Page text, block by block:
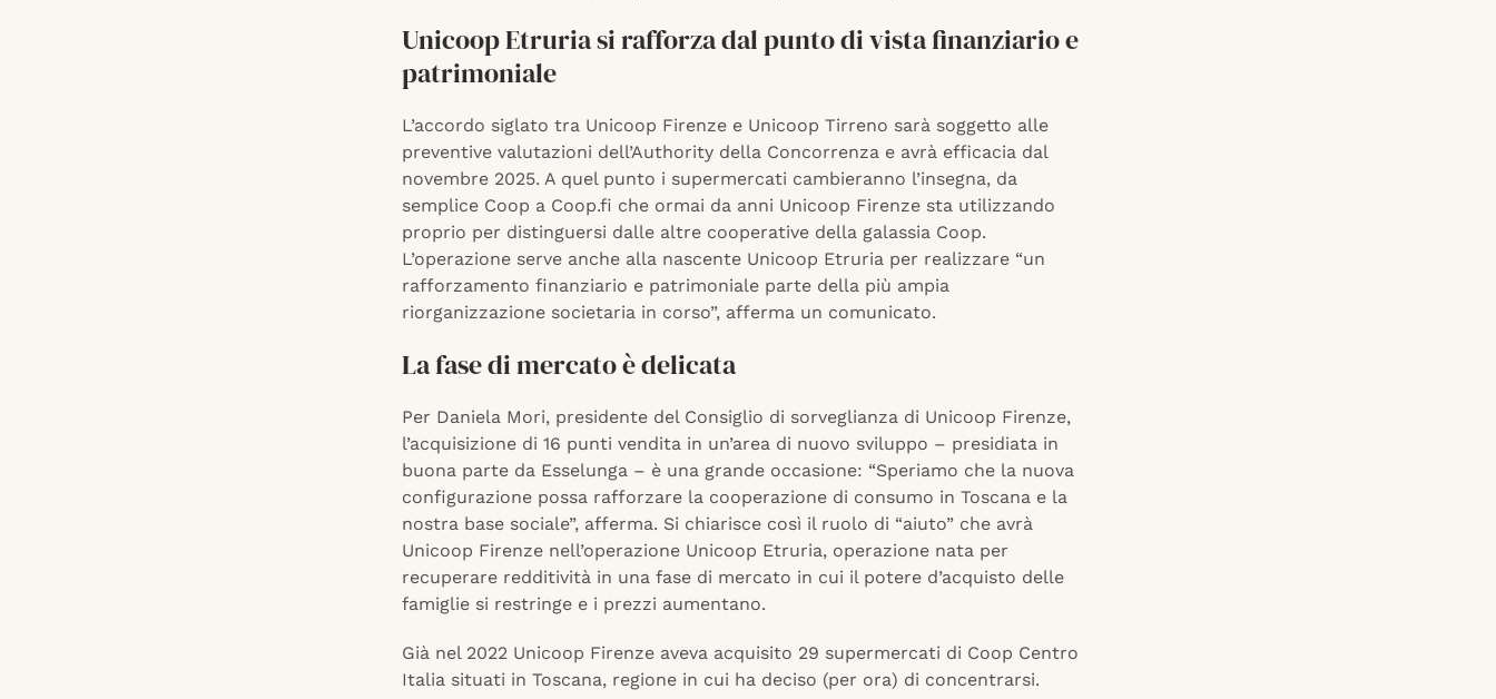
Unicoop Etruria si rafforza dal punto di vista finanziario e
patrimoniale
L’accordo siglato tra Unicoop Firenze e Unicoop Tirreno sarà soggetto alle
preventive valutazioni dell’Authority della Concorrenza e avrà efficacia dal
novembre 2025. A quel punto i supermercati cambieranno l’insegna, da
semplice Coop a Coop.fi che ormai da anni Unicoop Firenze sta utilizzando
proprio per distinguersi dalle altre cooperative della galassia Coop.
L’operazione serve anche alla nascente Unicoop Etruria per realizzare “un
rafforzamento finanziario e patrimoniale parte della più ampia
riorganizzazione societaria in corso”, afferma un comunicato.
La fase di mercato è delicata
Per Daniela Mori, presidente del Consiglio di sorveglianza di Unicoop Firenze,
l’acquisizione di 16 punti vendita in un’area di nuovo sviluppo – presidiata in
buona parte da Esselunga – è una grande occasione: “Speriamo che la nuova
configurazione possa rafforzare la cooperazione di consumo in Toscana e la
nostra base sociale”, afferma. Si chiarisce così il ruolo di “aiuto” che avrà
Unicoop Firenze nell’operazione Unicoop Etruria, operazione nata per
recuperare redditività in una fase di mercato in cui il potere d’acquisto delle
famiglie si restringe e i prezzi aumentano.
Già nel 2022 Unicoop Firenze aveva acquisito 29 supermercati di Coop Centro
Italia situati in Toscana, regione in cui ha deciso (per ora) di concentrarsi.